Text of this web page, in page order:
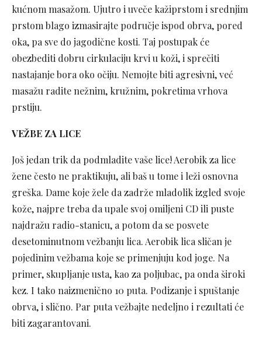
kućnom masažom. Ujutro i uveče kažiprstom i srednjim
prstom blago izmasirajte područje ispod obrva, pored
oka, pa sve do jagodične kosti. Taj postupak će
obezbediti dobru cirkulaciju krvi u koži, i sprečiti
nastajanje bora oko očiju. Nemojte biti agresivni, već
masažu radite nežnim, kružnim, pokretima vrhova
prstiju.
VEŽBE ZA LICE
Još jedan trik da podmladite vaše lice! Aerobik za lice
žene često ne praktikuju, ali baš u tome i leži osnovna
greška. Dame koje žele da zadrže mladolik izgled svoje
kože, najpre treba da upale svoj omiljeni CD ili puste
najdražu radio-stanicu, a potom da se posvete
desetominutnom vežbanju lica. Aerobik lica sličan je
pojedinim vežbama koje se primenjuju kod joge. Na
primer, skupljanje usta, kao za poljubac, pa onda široki
kez. I tako naizmenično 10 puta. Podizanje i spuštanje
obrva, i slično. Par puta vežbajte nedeljno i rezultati će
biti zagarantovani.